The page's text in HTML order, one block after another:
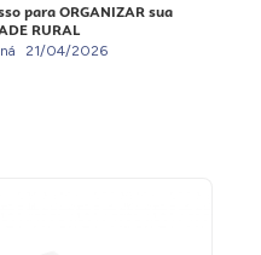
para ORGANIZAR sua
RURAL
21/04/2026